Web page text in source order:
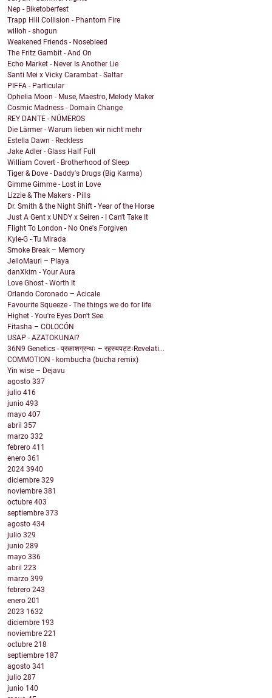
Nep - Biketoberfest
Trapp Hill Collision - Phantom Fire
willoh - shogun
Weakened Friends - Nosebleed
The Fritz Gambit - And On
Echo Market - Never Is Another Lie
Santi Mei x Vicky Carambat - Saltar
PIFFA - Particular
Ophelia Moon - Muse, Maestro, Melody Maker
Cosmic Madness - Domain Change
REY DANTE - NÚMEROS
Die Lärmer - Warum lieben wir nicht mehr
Estella Dawn - Reckless
Jake Adler - Glass Half Full
William Covert - Brotherhood of Sleep
Tiger & Dove - Daddy's Drugs (Big Karma)
Gimme Gimme - Lost in Love
Lizzie & The Makers - Pills
Dr. Smith & the Night Shift - Year of the Horse
Just A Gent x UNDY x Seiren - I Can't Take It
Flight To London - No One's Forgiven
Kyle-G - Tu Mirada
Smoke Break – Memory
JelloMauri – Playa
danXkim - Your Aura
Love Ghost - Worth It
Orlando Coronado – Acicale
Favourite Squeeze - The things we do for life
Highet - You're Eyes Don't See
Fitasha – COLOCÓN
USAP - AZATOKUNAI?
36N9 Genetics - प्रकाशग्रन्थः – रहस्यपट्टःRevelati...
COMMOTION - kombucha (bucha remix)
Yin wise – Dejavu
agosto 337
julio 416
junio 493
mayo 407
abril 357
marzo 332
febrero 411
enero 361
2024 3940
diciembre 329
noviembre 381
octubre 403
septiembre 373
agosto 434
julio 329
junio 289
mayo 336
abril 223
marzo 399
febrero 243
enero 201
2023 1632
diciembre 193
noviembre 221
octubre 218
septiembre 187
agosto 341
julio 287
junio 140